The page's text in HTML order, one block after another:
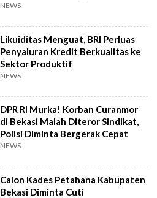
NEWS
Likuiditas Menguat, BRI Perluas
Penyaluran Kredit Berkualitas ke
Sektor Produktif
NEWS
DPR RI Murka! Korban Curanmor
di Bekasi Malah Diteror Sindikat,
Polisi Diminta Bergerak Cepat
NEWS
Calon Kades Petahana Kabupaten
Bekasi Diminta Cuti